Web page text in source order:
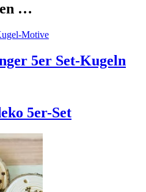
…
5er Set-Kugeln
5er-Set